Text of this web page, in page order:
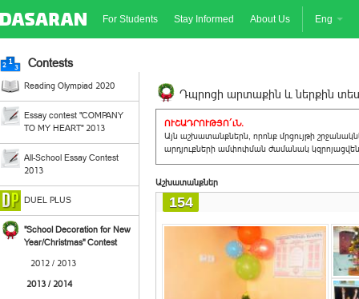
For Students Stay Informed About Us Eng
Contests
Reading Olympiad 2020
Essay contest "COMPANY
TO MY HEART" 2013
All-School Essay Contest
2013
DUEL PLUS
"School Decoration for New
Year/Christmas" Contest
2012 / 2013
2013 / 2014
Դպրոցի արտաքին և ներքին
ՈՒՇԱԴՐՈՒԹՅՈ´ւՆ.
Այն աշխատանքներն, որոնք մրցույթի
արդյուքների ամփոփման ժամանակ
Աշխատանքներ
154